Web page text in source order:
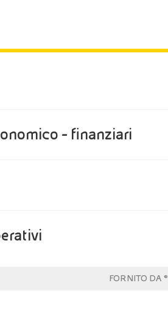
- finanziari
FORNITO DA ©